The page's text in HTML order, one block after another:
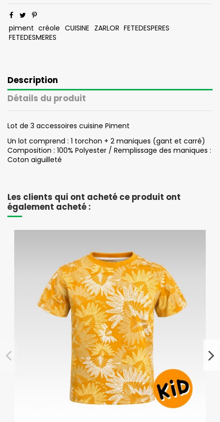
piment créole CUISINE ZARLOR FETEDESPERES
FETEDESMERES
Description
Détails du produit
Lot de 3 accessoires cuisine Piment
Un lot comprend : 1 torchon + 2 maniques (gant et carré)
Composition : 100% Polyester / Remplissage des maniques :
Coton aiguilleté
Les clients qui ont acheté ce produit ont
également acheté :